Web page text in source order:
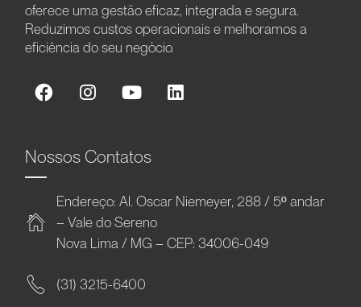
oferece uma gestão eficaz, integrada e segura.
Reduzimos custos operacionais e melhoramos a
eficiência do seu negócio.
Nossos Contatos
Endereço: Al. Oscar Niemeyer, 288 / 5º andar
– Vale do Sereno
Nova Lima / MG – CEP: 34006-049
(31) 3215-6400